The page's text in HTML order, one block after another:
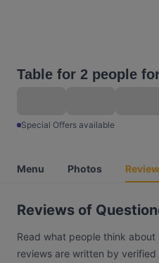
Table for 2 people
Special Offers available
Menu Photos
Reviews of
Read what people think about
reviews are written by verified